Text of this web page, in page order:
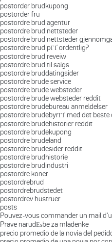
postorder brudkupong
postorder fru
postordre brud agentur
postordre brud nettsteder
postordre brud nettsteder
postordre brud pГҐ ordentlig?
postordre brud reveiw
postordre brud til salgs
postordre bruddatingsider
postordre brude service
postordre brude websteder
postordre brude websteder reddit
postordre brudebureau anmeldelser
postordre brudebyrГҐ med det
postordre brudehistorier reddit
postordre brudekupong
postordre brudeland
postordre brudesider reddit
postordre brudhistorie
postordre brudindustri
postordre koner
postordrebrud
postordrebrudstedet
postordrev hustruer
posts
Pouvez-vous commander un mail
Prave narudЕѕbe za mladenke
precio promedio de la novia del